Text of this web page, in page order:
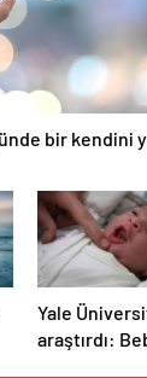
bir kendini
Yale
araştırdı: